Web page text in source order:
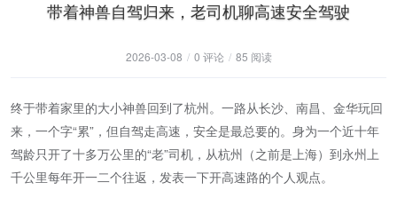
带着神兽自驾归来，老司机聊高速安全驾驶
2026-03-08 / 0 评论 / 85 阅读
终于带着家里的大小神兽回到了杭州。一路从长沙、南昌、金华玩回
来，一个字“累”，但自驾走高速，安全是最总要的。身为一个近十年
驾龄只开了十多万公里的“老”司机，从杭州（之前是上海）到永州上
千公里每年开一二个往返，发表一下开高速路的个人观点。